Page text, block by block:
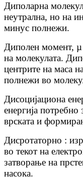
Диполарна
неутрална, но на
минус полнежи.
Диполен момент, µ
на молекулата.
центрите на маса
полнежи во
Дисоцијациона
енергија
врската и
Дисротаторно :
во текот на
затворање на
насока.